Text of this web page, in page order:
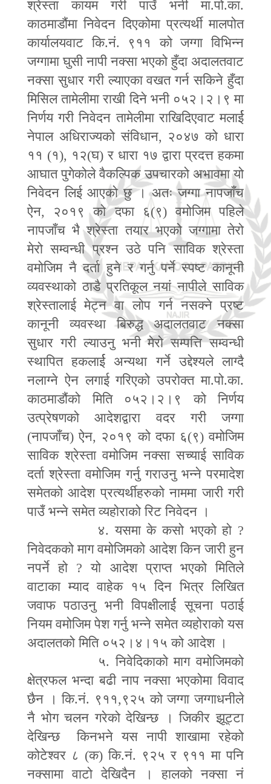
श्रेस्ता कायम गरी पाउँ भनी मा.पो.का.
काठमाडौंमा निवेदन दिएकोमा प्रत्यर्थी मालपोत
कार्यालयवाट कि.नं. ९११ को जग्गा विभिन्न
जग्गामा घुसी नापी नक्सा भएको हुँदा अदालतवाट
नक्सा सुधार गरी ल्याएका वखत गर्न सकिने हुँदा
मिसिल तामेलीमा राखी दिने भनी ०५२।२।९ मा
निर्णय गरी निवेदन तामेलीमा राखिदिएवाट मलार्ई
नेपाल अधिराज्यको संविधान, २०४७ को धारा
११ (१), १२(घ) र धारा १७ द्वारा प्रदत्त हकमा
आघात पुगेकोले वैकल्पिक उपचारको अभावमा यो
निवेदन लिई आएको छु । अतः जग्गा नापजाँच
ऐन, २०१९ को दफा ६(९) वमोजिम पहिले
नापजाँच भै श्रेस्ता तयार भएको जग्गामा तेरो
मेरो सम्वन्धी प्रश्न उठे पनि साविक श्रेस्ता
वमोजिम नै दर्ता हुने र गर्नु पर्ने स्पष्ट कानूनी
व्यवस्थाको ठाडै प्रतिकूल नयां नापीले साविक
श्रेस्तालाई मेट्न वा लोप गर्न नसक्ने प्रष्ट
कानूनी व्यवस्था बिरुद्ध अदालतवाट नक्सा
सुधार गरी ल्याउनु भनी मेरो सम्पत्ति सम्वन्धी
स्थापित हकलार्ई अन्यथा गर्ने उद्देश्यले लाग्दै
नलाग्ने ऐन लगाई गरिएको उपरोक्त मा.पो.का.
काठमाडौंको मिति ०५२।२।९ को निर्णय
उत्प्रेषणको आदेशद्वारा वदर गरी जग्गा
(नापजाँच) ऐन, २०१९ को दफा ६(९) वमोजिम
साविक श्रेस्ता वमोजिम नक्सा सच्याई साविक
दर्ता श्रेस्ता वमोजिम गर्नु गराउनु भन्ने परमादेश
समेतको आदेश प्रत्यर्थीहरुको नाममा जारी गरी
पाउँ भन्ने समेत व्यहोराको रिट निवेदन ।
४. यसमा के कसो भएको हो ?
निवेदकको माग वमोजिमको आदेश किन जारी हुन
नपर्ने हो ?यो आदेश प्राप्त भएको मितिले
वाटाका म्याद वाहेक १५ दिन भित्र लिखित
जवाफ पठाउनु भनी विपक्षीलार्ई सूचना पठाई
नियम वमोजिम पेश गर्नु भन्ने समेत व्यहोराको यस
अदालतको मिति ०५२।४।१५ को आदेश ।
५. निवेदिकाको माग वमोजिमको
क्षेत्रफल भन्दा बढी नाप नक्सा भएकोमा विवाद
छैन । कि.नं. ९११, ९२५ को जग्गा जग्गाधनीले
नै भोग चलन गरेको देखिन्छ । जिकीर झूट्टा
देखिन्छ किनभने यस नापी शाखामा रहेको
कोटेश्वर ८ (क) कि.नं. ९२५ र ९११ मा पनि
नक्सामा वाटो देखिदैन । हालको नक्सा नं